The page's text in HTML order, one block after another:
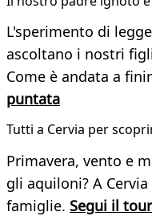
L'sperimento di
ascoltano i nostri
Come è andata a
puntata
Tutti a Cervia per
Primavera, vento e
gli aquiloni? A
famiglie. Segui il tour